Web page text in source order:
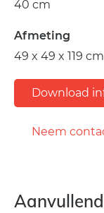
40 cm
Afmeting
49 x 49 x 119 cm
Download
Neem